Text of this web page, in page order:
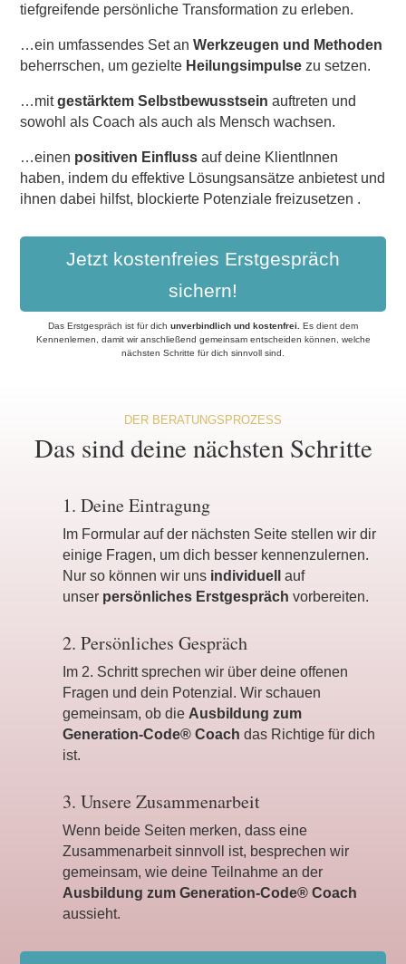
tiefgreifende persönliche Transformation zu erleben.
…ein umfassendes Set an Werkzeugen und Methoden
beherrschen, um gezielte Heilungsimpulse zu setzen.
…mitgestärktem Selbstbewusstsein auftreten und
sowohl als Coach als auch als Mensch wachsen.
…einen positiven Einfluss auf deine KlientInnen
haben, indem du effektive Lösungsansätze anbietest und
ihnen dabei hilfst, blockierte Potenziale freizusetzen .
Jetzt kostenfreies Erstgespräch
sichern!
Das Erstgespräch ist für dich unverbindlich und kostenfrei
Es dient dem
Kennenlernen, damit wir anschließend gemeinsam entscheiden können, welche
nächsten Schritte für dich sinnvoll sind.
DER BERATUNGSPROZESS
Das sind deine nächsten Schritte
1. Deine Eintragung
Im Formular auf der nächsten Seite stellen wir dir
einige Fragen, um dich besser kennenzulernen.
Nur so können wir uns individuell
auf
unser persönliches Erstgespräch vorbereiten.
2. Persönliches Gespräch
Im 2. Schritt sprechen wir über deine offenen
Fragen und dein Potenzial. Wir schauen
gemeinsam, ob die Ausbildung zum
Generation-Code® Coach das Richtige für dich
ist.
3. Unsere Zusammenarbeit
Wenn beide Seiten merken, dass eine
Zusammenarbeit sinnvoll ist, besprechen wir
gemeinsam, wie deine Teilnahme an der
Ausbildung zum Generation-Code® Coach
aussieht.